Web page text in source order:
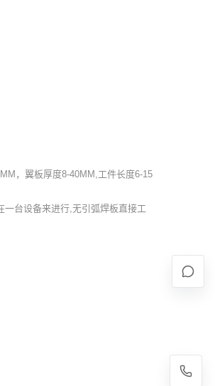
，翼板厚度8-40MM,工件长度6-15
台设备来进行,无引弧焊板直接工